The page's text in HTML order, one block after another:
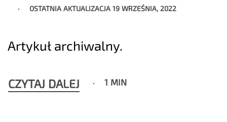
OSTATNIA AKTUALIZACJA19 WRZEŚNIA, 2022
Artykuł archiwalny.
CZYTAJ DALEJ 1 MIN